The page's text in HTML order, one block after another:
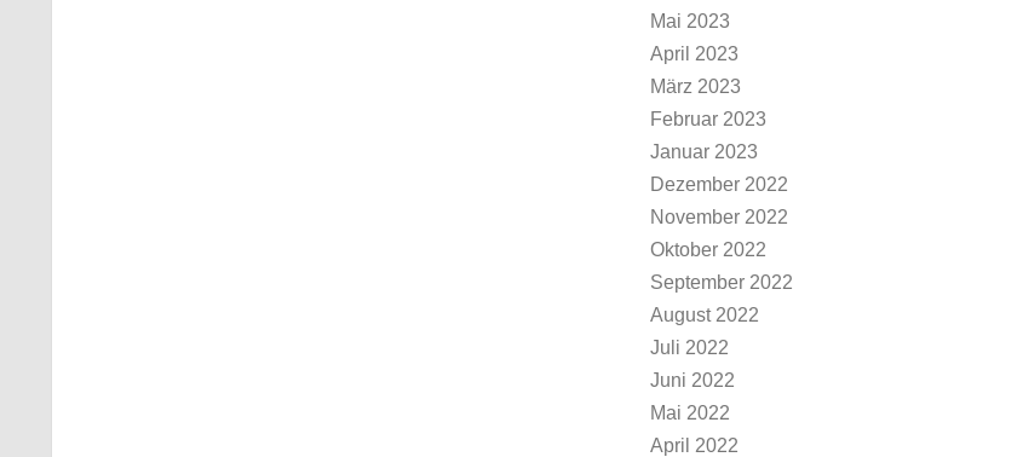
Mai 2023
April 2023
März 2023
Februar 2023
Januar 2023
Dezember 2022
November 2022
Oktober 2022
September 2022
August 2022
Juli 2022
Juni 2022
Mai 2022
April 2022